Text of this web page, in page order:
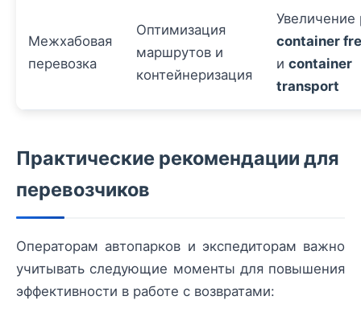
Межхабовая
перевозка
Оптимизация
маршрутов и
контейнеризация
Увеличение
container
и container
transport
Практические рекомендации для
перевозчиков
Операторам автопарков и экспедиторам важно
учитывать следующие моменты для повышения
эффективности в работе с возвратами: